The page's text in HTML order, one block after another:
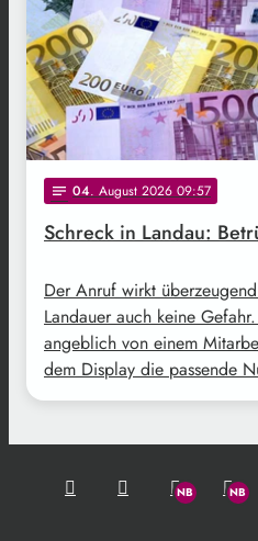
notes 04. August 2026 09:57
Schreck in Landau:
Der Anruf wirkt
Landauer auch keine
angeblich von einem
dem Display die passende